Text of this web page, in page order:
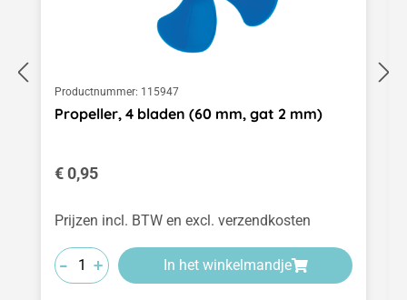
Productnummer: 115947
Propeller, 4 bladen (60 mm, gat 2 mm)
Normale prijs:
€ 0,95
Prijzen incl. BTW en excl. verzendkosten
-
-
- +
+
+ In het winkelmandje